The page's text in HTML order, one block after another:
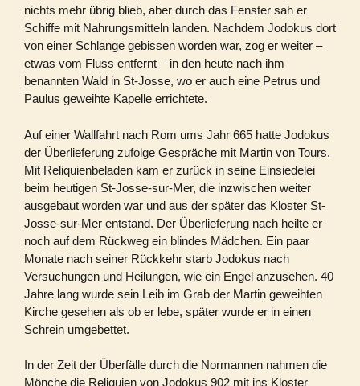
nichts mehr übrig blieb, aber durch das Fenster sah er
Schiffe mit Nahrungsmitteln landen. Nachdem Jodokus dort
von einer Schlange gebissen worden war, zog er weiter –
etwas vom Fluss entfernt – in den heute nach ihm
benannten Wald in St-Josse, wo er auch eine Petrus und
Paulus geweihte Kapelle errichtete.
Auf einer Wallfahrt nach Rom ums Jahr 665 hatte Jodokus
der Überlieferung zufolge Gespräche mit Martin von Tours.
Mit Reliquienbeladen kam er zurück in seine Einsiedelei
beim heutigen St-Josse-sur-Mer, die inzwischen weiter
ausgebaut worden war und aus der später das Kloster St-
Josse-sur-Mer entstand. Der Überlieferung nach heilte er
noch auf dem Rückweg ein blindes Mädchen. Ein paar
Monate nach seiner Rückkehr starb Jodokus nach
Versuchungen und Heilungen, wie ein Engel anzusehen. 40
Jahre lang wurde sein Leib im Grab der Martin geweihten
Kirche gesehen als ob er lebe, später wurde er in einen
Schrein umgebettet.
In der Zeit der Überfälle durch die Normannen nahmen die
Mönche die Reliquien von Jodokus 902 mit ins Kloster